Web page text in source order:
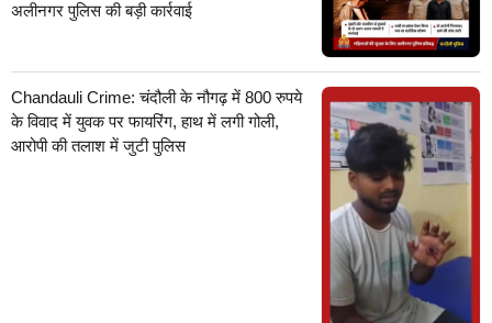
अलीनगर पुलिस की बड़ी कार्रवाई
Chandauli Crime: चंदौली के नौगढ़ में 800 रुपये
के विवाद में युवक पर फायरिंग, हाथ में लगी गोली,
आरोपी की तलाश में जुटी पुलिस